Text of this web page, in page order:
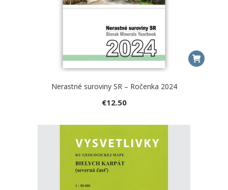
Nerastné suroviny SR – Ročenka 2024
€12.50